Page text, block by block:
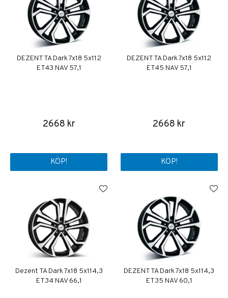
DEZENT TA Dark 7x18 5x112
ET43 NAV 57,1
2668 kr
KÖP!
DEZENT TA Dark 7x18 5x112
ET45 NAV 57,1
2668 kr
KÖP!
Dezent TA Dark 7x18 5x114,3
ET34 NAV 66,1
DEZENT TA Dark 7x18 5x114,3
ET35 NAV 60,1